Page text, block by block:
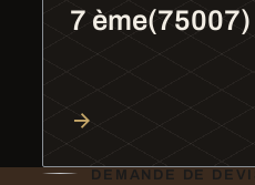
7 ème(75007)
DEMANDE DE